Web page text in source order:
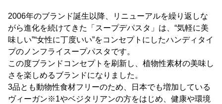
2006年のブランド誕生以降、リニューアルを繰り返しな
がら進化を続けてきた「スープデパスタ」は、“気軽に美
味しい”“女性に丁度いい”をコンセプトにしたハンディタイ
プのノンフライスープパスタです。
この度ブランドコンセプトを刷新し、植物性素材の美味し
さを楽しめるブランドになりました。
3品とも動物性食材フリーのため、日本でも増加している
ヴィーガン※1やベジタリアンの方をはじめ、健康や環境